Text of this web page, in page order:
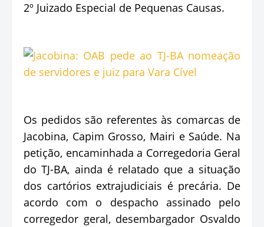
2º Juizado Especial de Pequenas Causas.
Os pedidos são referentes às comarcas de
Jacobina, Capim Grosso, Mairi e Saúde. Na
petição, encaminhada a Corregedoria Geral
do TJ-BA, ainda é relatado que a situação
dos cartórios extrajudiciais é precária. De
acordo com o despacho assinado pelo
corregedor geral, desembargador Osvaldo